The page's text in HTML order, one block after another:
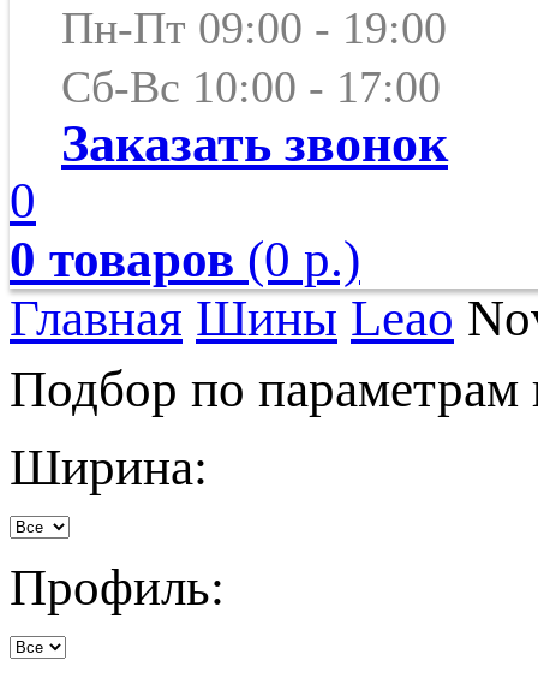
Пн-Пт 09:00 - 19:00
Сб-Вс 10:00 - 17:00
Заказать звонок
0
0 товаров (0 р.)
Главная Шины Leao
Подбор по
Ширина:
Профиль: